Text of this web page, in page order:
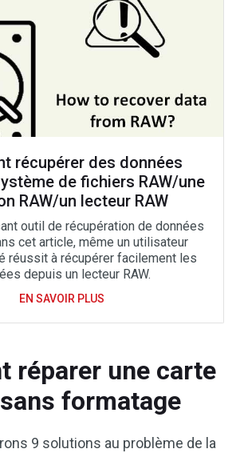
récupérer des données
de fichiers RAW/une
RAW/un lecteur RAW
outil de récupération de données
cet article, même un utilisateur
réussit à récupérer facilement les
depuis un lecteur RAW.
EN SAVOIR PLUS
réparer une carte
formatage
9 solutions au problème de la